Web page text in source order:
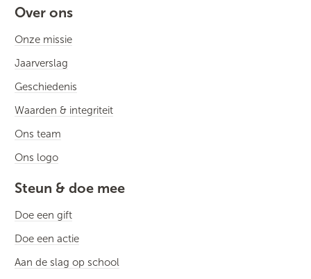
Over ons
Onze missie
Jaarverslag
Geschiedenis
Waarden & integriteit
Ons team
Ons logo
Steun & doe mee
Doe een gift
Doe een actie
Aan de slag op school